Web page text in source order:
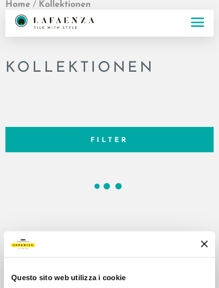
Questo sito web utilizza i cookie
Home / Kollektionen
KOLLEKTIONEN
FILTER